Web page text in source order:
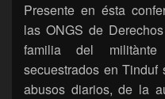
Presente en ésta
las ONGS de
familia del militànte
secuestrados en
abusos diarios, de la